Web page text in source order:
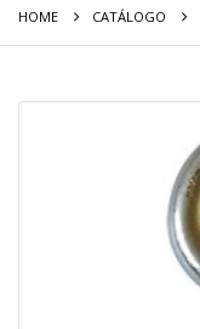
HOME CATÁLOGO